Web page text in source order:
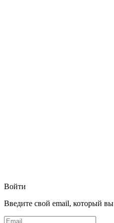
Войти
Введите свой email, который